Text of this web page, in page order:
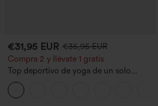
€31,95 EUR €35,95 EUR
Compra 2 y llévate 1 gratis
Top deportivo de yoga de un solo
hombro, manga larga con agujero para
el pulgar, dobladillo curvo estilo high-
low (frente más corto, espalda más